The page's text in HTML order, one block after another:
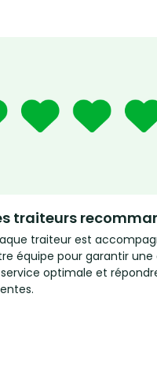
traiteurs
traiteur est
équipe pour garantir une
optimale et